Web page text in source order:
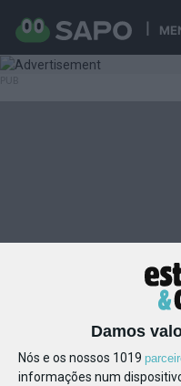
Damos
Nós e os nossos 1019
informações num